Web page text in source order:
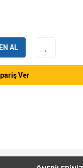
AL
Ver